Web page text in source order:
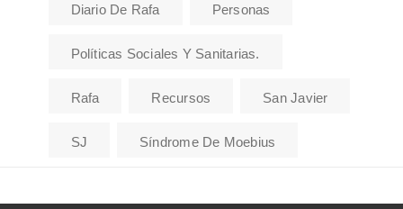
Diario De Rafa Personas
Políticas Sociales Y Sanitarias.
Rafa Recursos San Javier
SJ Síndrome De Moebius